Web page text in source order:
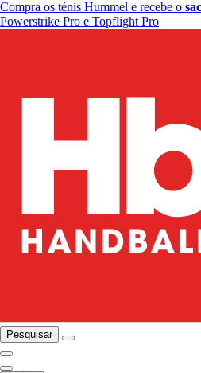
Compra os ténis Hummel e recebe o
Powerstrike Pro e Topflight Pro
Pesquisar